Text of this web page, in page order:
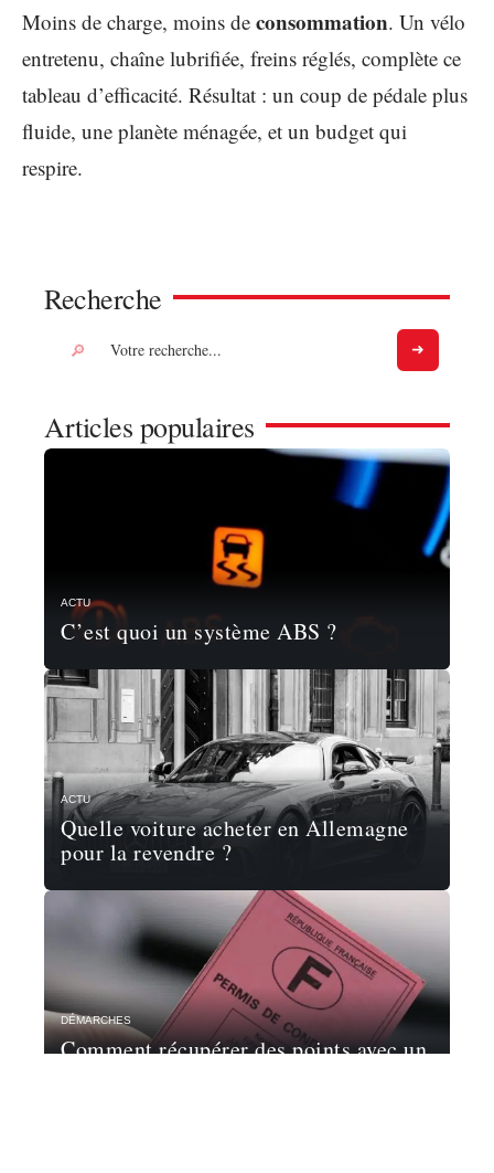
Moins de charge, moins de consommation. Un vélo
entretenu, chaîne lubrifiée, freins réglés, complète ce
tableau d’efficacité. Résultat : un coup de pédale plus
fluide, une planète ménagée, et un budget qui
respire.
Recherche
Articles populaires
ACTU
C’est quoi un système ABS ?
ACTU
Quelle voiture acheter en Allemagne
pour la revendre ?
DÉMARCHES
Comment récupérer des points avec un